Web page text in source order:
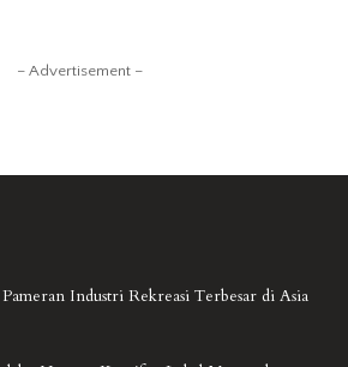
– Advertisement –
Industri Rekreasi Terbesar di Asia